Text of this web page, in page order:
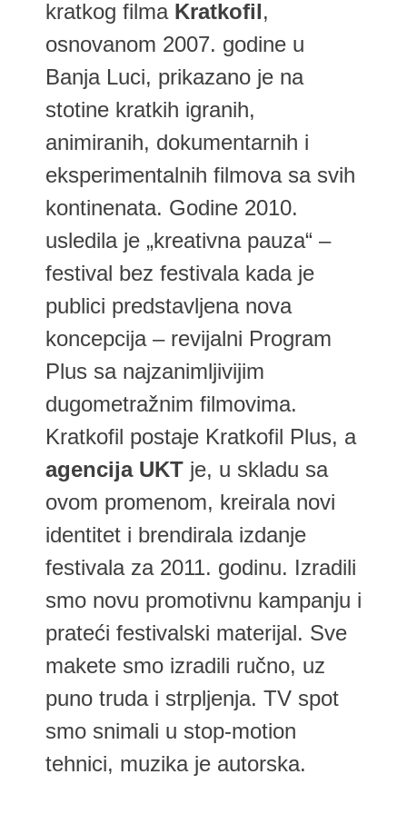
kratkog filma Kratkofil,
osnovanom 2007. godine u
Banja Luci, prikazano je na
stotine kratkih igranih,
animiranih, dokumentarnih i
eksperimentalnih filmova sa svih
kontinenata. Godine 2010.
usledila je „kreativna pauza“ –
festival bez festivala kada je
publici predstavljena nova
koncepcija – revijalni Program
Plus sa najzanimljivijim
dugometražnim filmovima.
Kratkofil postaje Kratkofil Plus, a
agencija UKT je, u skladu sa
ovom promenom, kreirala novi
identitet i brendirala izdanje
festivala za 2011. godinu. Izradili
smo novu promotivnu kampanju i
prateći festivalski materijal. Sve
makete smo izradili ručno, uz
puno truda i strpljenja. TV spot
smo snimali u stop-motion
tehnici, muzika je autorska.